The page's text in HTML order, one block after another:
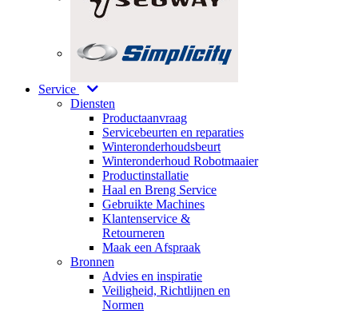
Service
Diensten
Productaanvraag
Servicebeurten en reparaties
Winteronderhoudsbeurt
Winteronderhoud Robotmaaier
Productinstallatie
Haal en Breng Service
Gebruikte Machines
Klantenservice &
Retourneren
Maak een Afspraak
Bronnen
Advies en inspiratie
Veiligheid, Richtlijnen en
Normen